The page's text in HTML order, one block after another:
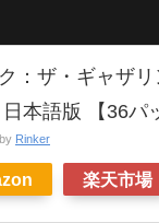
：ザ・ギャザ
本語版 【36パ
Rinker
楽天市場